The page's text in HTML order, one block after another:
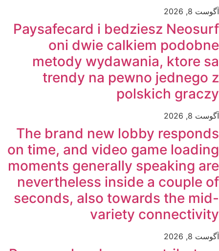
آگوست 8, 2026
Paysafecard i bedziesz Neosurf
oni dwie calkiem podobne
metody wydawania, ktore sa
trendy na pewno jednego z
polskich graczy
آگوست 8, 2026
The brand new lobby responds
on time, and video game loading
moments generally speaking are
nevertheless inside a couple of
seconds, also towards the mid-
variety connectivity
آگوست 8, 2026